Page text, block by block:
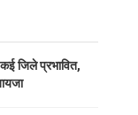
जिले प्रभावित,